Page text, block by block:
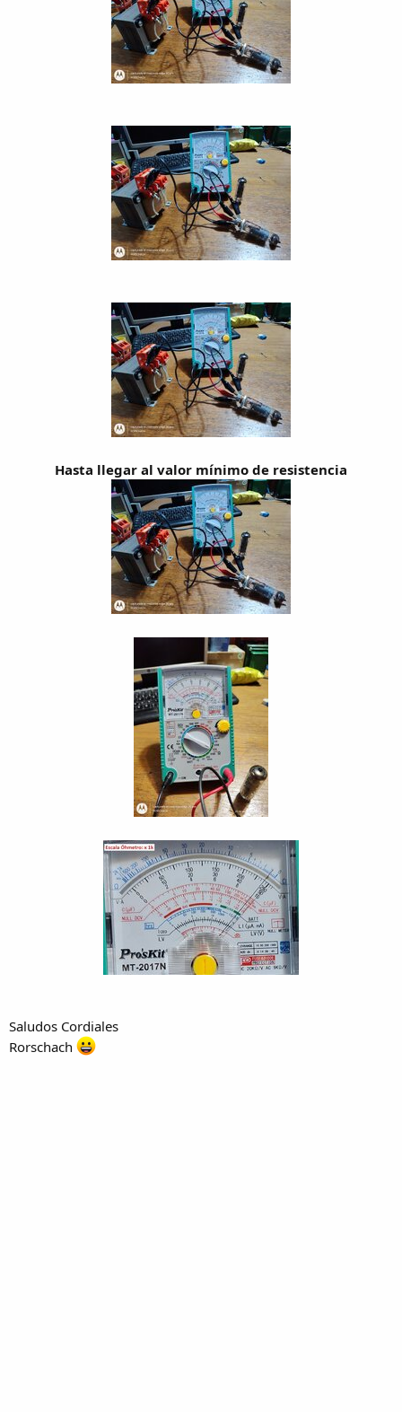
Hasta llegar al valor mínimo de resistencia
Saludos Cordiales
Rorschach